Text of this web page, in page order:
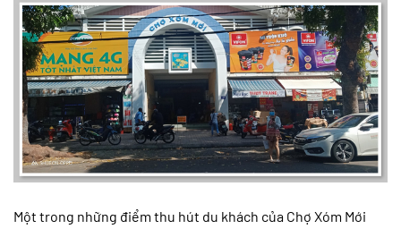
Một trong những điểm thu hút du khách của Chợ Xóm Mới